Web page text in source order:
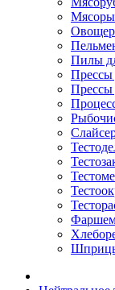
Пилы
Прессы